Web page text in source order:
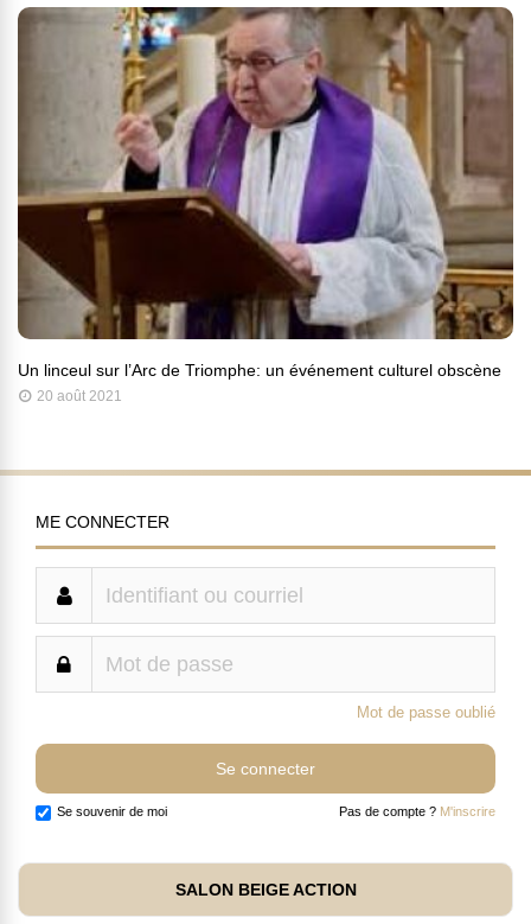
Un linceul sur l’Arc de Triomphe: un événement culturel obscène
20 août 2021
ME CONNECTER
Mot de passe oublié
Se souvenir de moi Pas de compte ? M'inscrire
SALON BEIGE ACTION